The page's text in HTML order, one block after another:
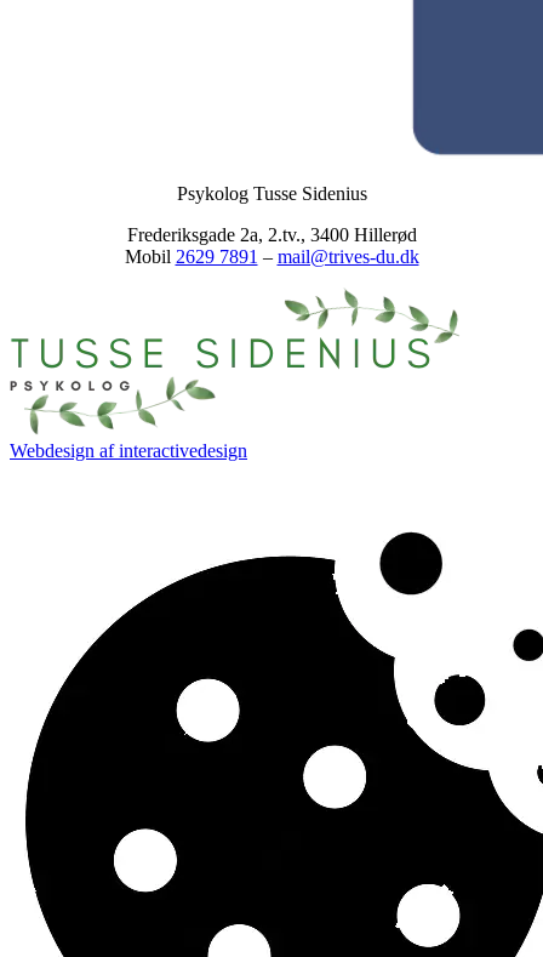
Psykolog Tusse Sidenius
Frederiksgade 2a, 2.tv., 3400 Hillerød
Mobil 2629 7891 – mail@trives-du.dk
Webdesign afinteractivedesign